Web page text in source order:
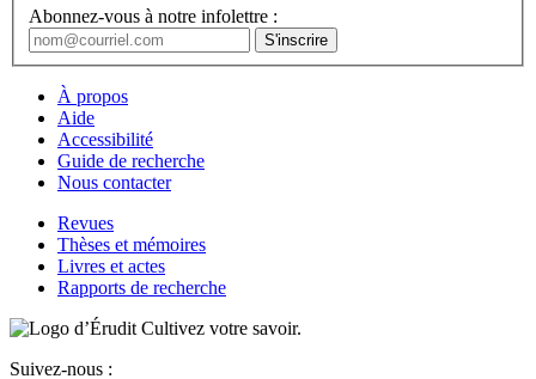
Abonnez-vous à notre infolettre :
À propos
Aide
Accessibilité
Guide de recherche
Nous contacter
Revues
Thèses et mémoires
Livres et actes
Rapports de recherche
Cultivez votre savoir.
Suivez-nous :